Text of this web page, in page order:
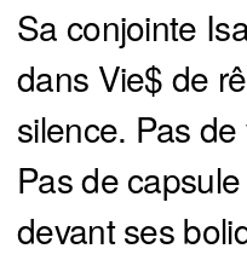
Sa conjointe
dans Vie$ de
silence. Pas
Pas de
devant ses